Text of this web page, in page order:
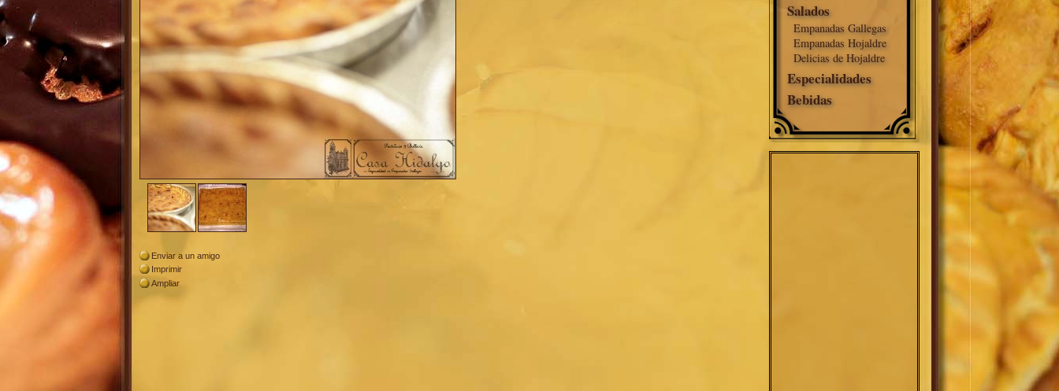
Enviar a un amigo
Imprimir
Ampliar
Salados
Empanadas Gallegas
Empanadas Hojaldre
Delicias de Hojaldre
Especialidades
Bebidas